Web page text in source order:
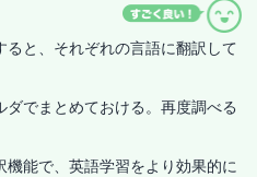
ると、それぞれの言語に翻訳して
ダでまとめておける。再度調べる
機能で、英語学習をより効果的に